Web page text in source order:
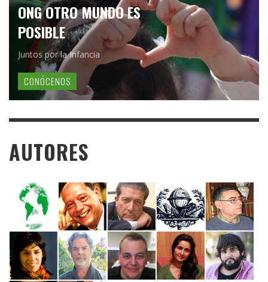
ONG OTRO MUNDO ES
POSIBLE
Juntos por la Infancia
CONÓCENOS
AUTORES